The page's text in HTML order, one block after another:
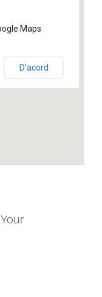
Maps
D'acord